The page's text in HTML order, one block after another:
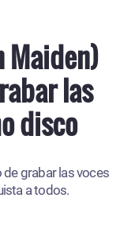
Maiden)
las
disco
de grabar las voces
a todos.